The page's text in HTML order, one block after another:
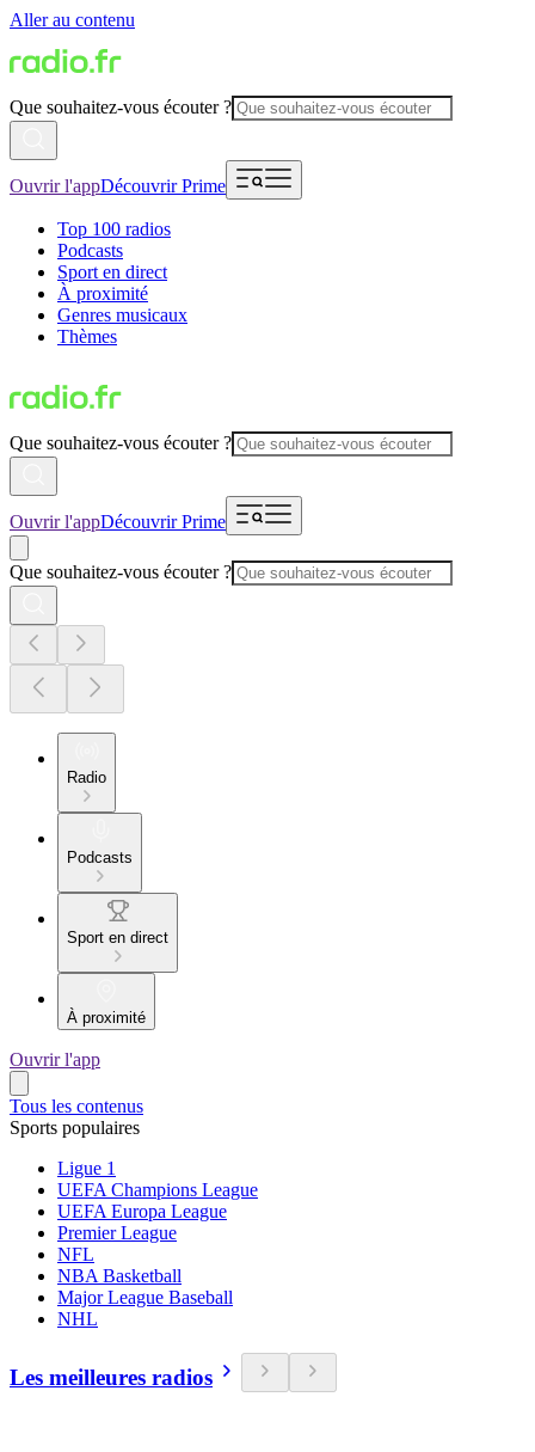
Aller au contenu
Que souhaitez-vous écouter ?
Ouvrir l'appDécouvrir Prime
Top 100 radios
Podcasts
Sport en direct
À proximité
Genres musicaux
Thèmes
Que souhaitez-vous écouter ?
Ouvrir l'appDécouvrir Prime
Que souhaitez-vous écouter ?
Radio
Podcasts
Sport en direct
À proximité
Ouvrir l'app
Tous les contenus
Sports populaires
Ligue 1
UEFA Champions League
UEFA Europa League
Premier League
NFL
NBA Basketball
Major League Baseball
NHL
Les meilleures radios